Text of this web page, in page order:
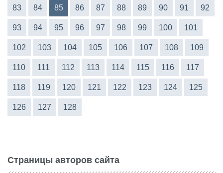
83 84 85 86 87 88 89 90 91 92
93 94 95 96 97 98 99 100 101
102 103 104 105 106 107 108 109
110 111 112 113 114 115 116 117
118 119 120 121 122 123 124 125
126 127 128
Страницы авторов сайта